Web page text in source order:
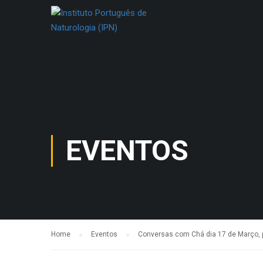
EVENTOS
Home Eventos Conversas com Chá dia 17 de Março,